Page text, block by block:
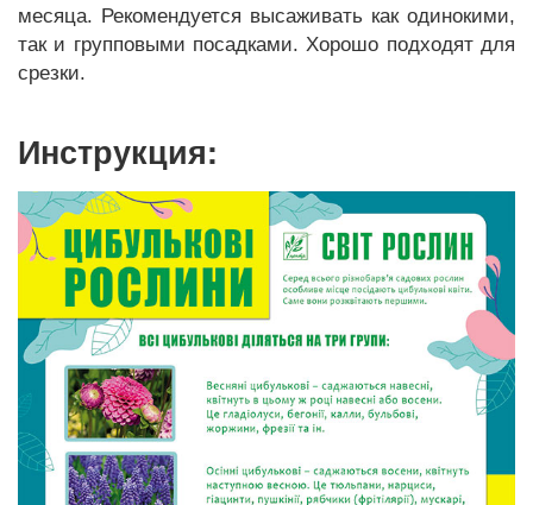
месяца. Рекомендуется высаживать как одинокими,
так и групповыми посадками. Хорошо подходят для
срезки.
Инструкция: